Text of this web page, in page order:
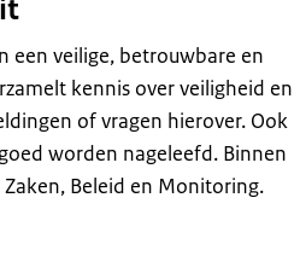
een veilige, betrouwbare en
kennis over veiligheid en
of vragen hierover. Ook
worden nageleefd. Binnen
Beleid en Monitoring.